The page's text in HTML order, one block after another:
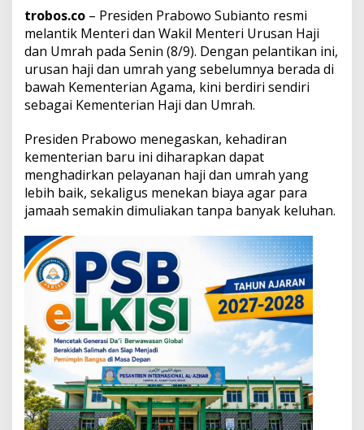
a
t
k
a
n
P
e
a
y
n
a
n
n
T
e
k
a
n
B
i
a
y
a
trobos.co – Presiden Prabowo Subianto resmi
melantik Menteri dan Wakil Menteri Urusan Haji
dan Umrah pada Senin (8/9). Dengan pelantikan ini,
urusan haji dan umrah yang sebelumnya berada di
bawah Kementerian Agama, kini berdiri sendiri
sebagai Kementerian Haji dan Umrah.
Presiden Prabowo menegaskan, kehadiran
kementerian baru ini diharapkan dapat
menghadirkan pelayanan haji dan umrah yang
lebih baik, sekaligus menekan biaya agar para
jamaah semakin dimuliakan tanpa banyak keluhan.